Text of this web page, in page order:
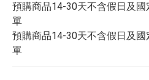
預購商品14-30天不含假日及
單
預購商品14-30天不含假日及
單